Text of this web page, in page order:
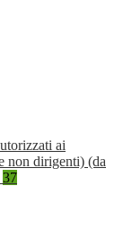
ai
non dirigenti) (da
37